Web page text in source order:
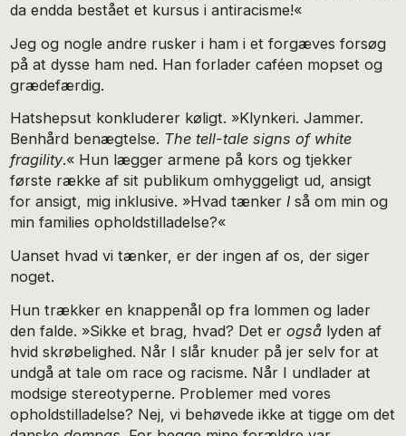
da endda bestået et kursus i antiracisme!«
Jeg og nogle andre rusker i ham i et forgæves forsøg
på at dysse ham ned. Han forlader caféen mopset og
grædefærdig.
Hatshepsut konkluderer køligt. »Klynkeri. Jammer.
Benhård benægtelse. The tell-tale signs of white
fragility.« Hun lægger armene på kors og tjekker
første række af sit publikum omhyggeligt ud, ansigt
for ansigt, mig inklusive. »Hvad tænkerIså om min og
min families opholdstilladelse?«
Uanset hvad vi tænker, er der ingen af os, der siger
noget.
Hun trækker en knappenål op fra lommen og lader
den falde. »Sikke et brag, hvad? Det erogså lyden af
hvid skrøbelighed. Når I slår knuder på jer selv for at
undgå at tale om race og racisme. Når I undlader at
modsige stereotyperne. Problemer med vores
opholdstilladelse? Nej, vi behøvede ikke at tigge om det